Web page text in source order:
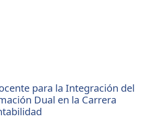
para la Integración del
Dual en la Carrera